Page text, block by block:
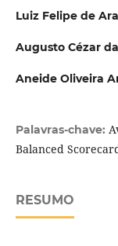
Luiz Felipe de
Augusto Cézar
Aneide Oliveira
Palavras-chave:
Balanced
RESUMO